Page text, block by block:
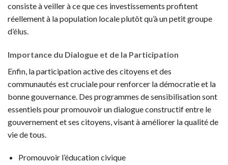
consiste à veiller à ce que ces investissements profitent
réellement à la population locale plutôt qu’à un petit groupe
d’élus.
Importance du Dialogue et de la Participation
Enfin, la participation active des citoyens et des
communautés est cruciale pour renforcer la démocratie et la
bonne gouvernance. Des programmes de sensibilisation sont
essentiels pour promouvoir un dialogue constructif entre le
gouvernement et ses citoyens, visant à améliorer la qualité de
vie de tous.
Promouvoir l’éducation civique